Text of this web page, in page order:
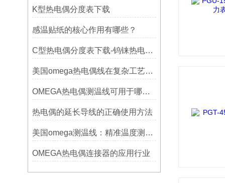
K型热电偶分度表下载
感温贴纸的核心作用有哪些？
C型热电偶分度表下载-钨铼热电偶分度表
美国omega热电偶线在复杂工艺中的角色
OMEGA热电偶测温线可用于哪些领域
热电偶的延长导线的正确使用方法
美国omega测温线：精准温度测量的可靠选择
OMEGA热电偶连接器的应用行业